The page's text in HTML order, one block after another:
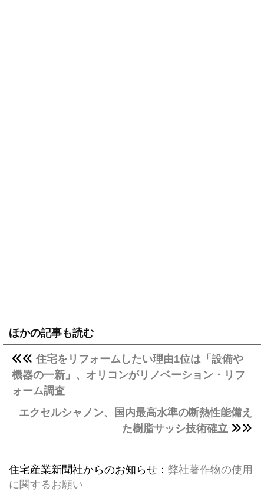
ほかの記事も読む
住宅をリフォームしたい理由1位は「設備や
機器の一新」、オリコンがリノベーション・リフ
ォーム調査
エクセルシャノン、国内最高水準の断熱性能備え
た樹脂サッシ技術確立
住宅産業新聞社からのお知らせ： 弊社著作物の使用
に関するお願い